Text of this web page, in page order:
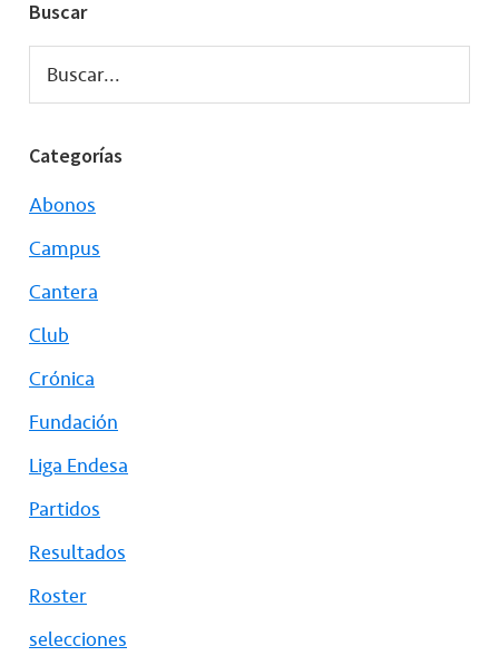
Buscar
Buscar...
Categorías
Abonos
Campus
Cantera
Club
Crónica
Fundación
Liga Endesa
Partidos
Resultados
Roster
selecciones